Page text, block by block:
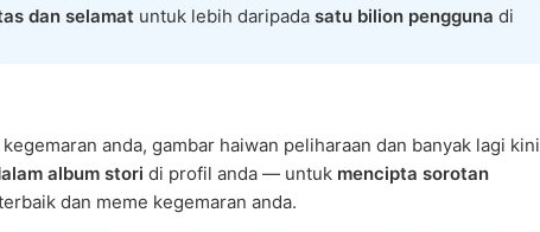
dan selamat untuk lebih daripada satu bilion pengguna di
anda, gambar haiwan peliharaan dan banyak lagi kini
album stori di profil anda — untuk mencipta sorotan
dan meme kegemaran anda.